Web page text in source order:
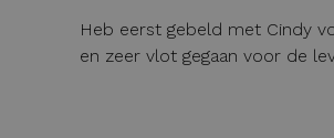
Heb eerst gebeld met Cindy
en zeer vlot gegaan voor de